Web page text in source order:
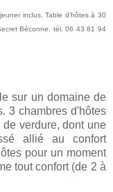
inclus. Table d’hôtes à 30
Béconne. tél. 06 43 81 94
sur un domaine de
3 chambres d'hôtes
verdure, dont une
allié au confort
pour un moment
tout confort (de 2 à